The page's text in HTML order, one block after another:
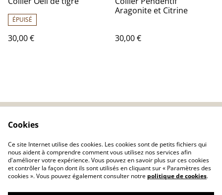
ÉPUISÉ
30,00 €
Aragonite et Citrine
30,00 €
Politique de
confidentialité
Cookie
Cookies
Ce site Internet utilise des cookies. Les cookies sont de petits fichiers qui
nous aident à comprendre comment vous utilisez nos services afin
d'améliorer votre expérience. Vous pouvez en savoir plus sur ces cookies
et contrôler la façon dont ils sont utilisés en cliquant sur « Paramètres des
cookies ». Vous pouvez également consulter notre politique de cookies.